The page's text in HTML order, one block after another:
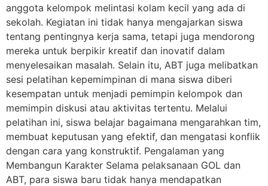
anggota kelompok melintasi kolam kecil yang ada di
sekolah. Kegiatan ini tidak hanya mengajarkan siswa
tentang pentingnya kerja sama, tetapi juga mendorong
mereka untuk berpikir kreatif dan inovatif dalam
menyelesaikan masalah. Selain itu, ABT juga melibatkan
sesi pelatihan kepemimpinan di mana siswa diberi
kesempatan untuk menjadi pemimpin kelompok dan
memimpin diskusi atau aktivitas tertentu. Melalui
pelatihan ini, siswa belajar bagaimana mengarahkan tim,
membuat keputusan yang efektif, dan mengatasi konflik
dengan cara yang konstruktif. Pengalaman yang
Membangun Karakter Selama pelaksanaan GOL dan
ABT, para siswa baru tidak hanya mendapatkan